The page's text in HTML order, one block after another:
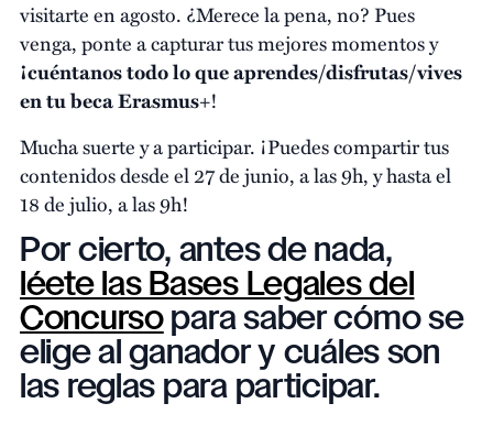
visitarte en agosto. ¿Merece la pena, no? Pues
venga, ponte a capturar tus mejores momentos y
¡cuéntanos todo lo que aprendes/disfrutas/vives
en tu beca Erasmus+!
Mucha suerte y a participar. ¡Puedes compartir tus
contenidos desde el 27 de junio, a las 9h, y hasta el
18 de julio, a las 9h!
Por cierto, antes de nada,
léete las Bases Legales del
Concursopara saber cómo se
elige al ganador y cuáles son
las reglas para participar.